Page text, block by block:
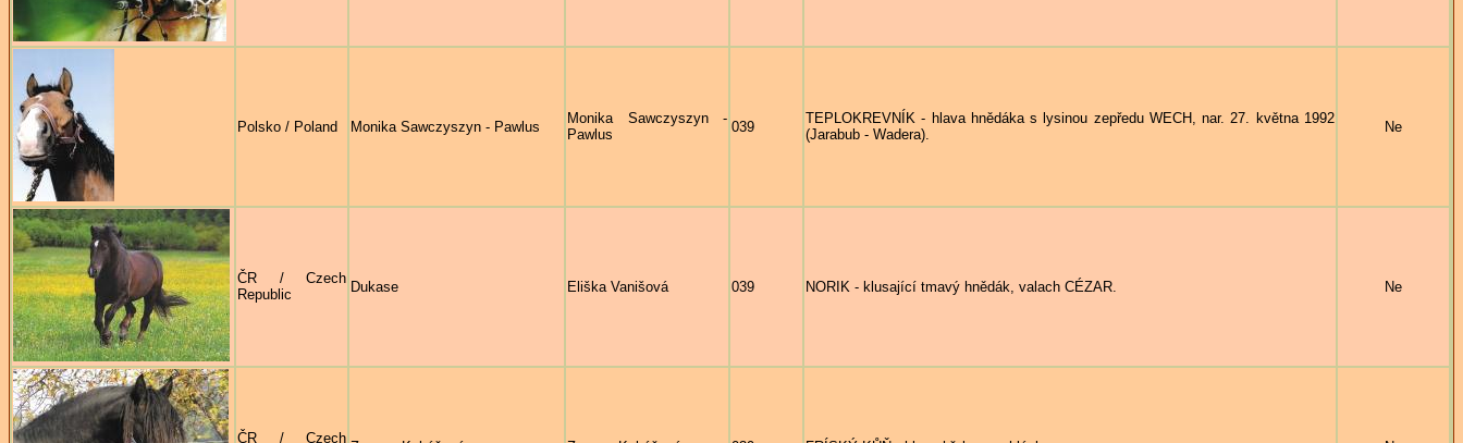
Polsko / Poland Monika Sawczyszyn - Pawlus
Monika Sawczyszyn -
Pawlus
039
TEPLOKREVNÍK - hlava hnědáka s lysinou zepředu WECH, nar. 27. května 1992
(Jarabub - Wadera).
Ne
ČR / Czech
Republic
Dukase Eliška Vanišová 039 NORIK - klusající tmavý hnědák, valach CÉZAR. Ne
ČR / Czech